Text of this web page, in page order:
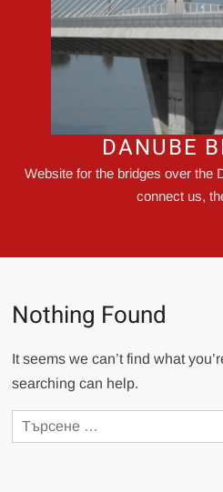
DANUBE
Website for the bridges over the
connect us,
Nothing Found
It seems we can’t find what
searching can help.